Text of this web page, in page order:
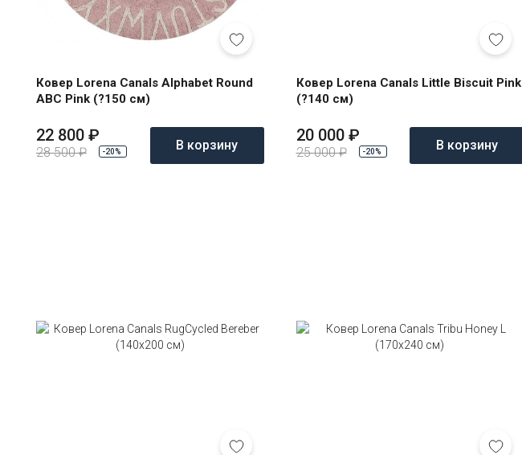
Ковер Lorena Canals Alphabet Round
ABC Pink (?150 см)
22 800 ₽
28 500₽ -20% В корзину
Ковер Lorena Canals Little Bisсuit Pink
(?140 см)
20 000 ₽
25 000₽ -20% В корзину